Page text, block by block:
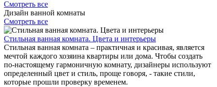
Смотреть все
Дизайн ванной комнаты
Смотреть все
Стильная ванная комната. Цвета и интерьеры
Стильная ванная комната – практичная и красивая, является
мечтой каждого хозяина квартиры или дома. Чтобы создать
по-настоящему гармоничную комнату, дизайнеры используют
определенный цвет и стиль, проще говоря, - такие стили,
которые прошли проверку временем.